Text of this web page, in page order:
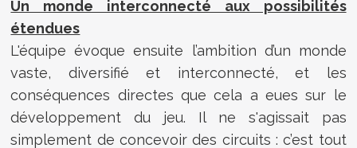
Un monde interconnecté aux possibilités
étendues
L'équipe évoque ensuite l’ambition d’un monde
vaste, diversifié et interconnecté, et les
conséquences directes que cela a eues sur le
développement du jeu. Il ne s'agissait pas
simplement de concevoir des circuits : c’est tout